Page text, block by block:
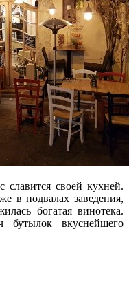
своей кухней.
в подвалах заведения,
богатая винотека.
бутылок вкуснейшего